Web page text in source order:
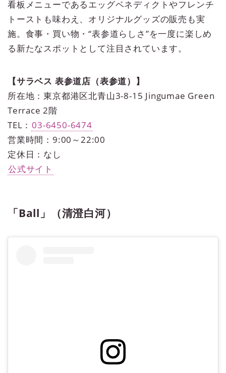
看板メニューであるエッグベネディクトやフレンチ
トーストも味わえ、オリジナルグッズの販売も実
施。食事・買い物・“表参道らしさ”を一度に楽しめ
る新たなスポットとして注目されています。
【サラベス 表参道店（表参道）】
所在地：東京都港区北青山3-8-15 Jingumae Green
Terrace 2階
TEL： 03-6450-6474
営業時間：9:00～22:00
定休日：なし
公式サイト
「Ball」（清澄白河）